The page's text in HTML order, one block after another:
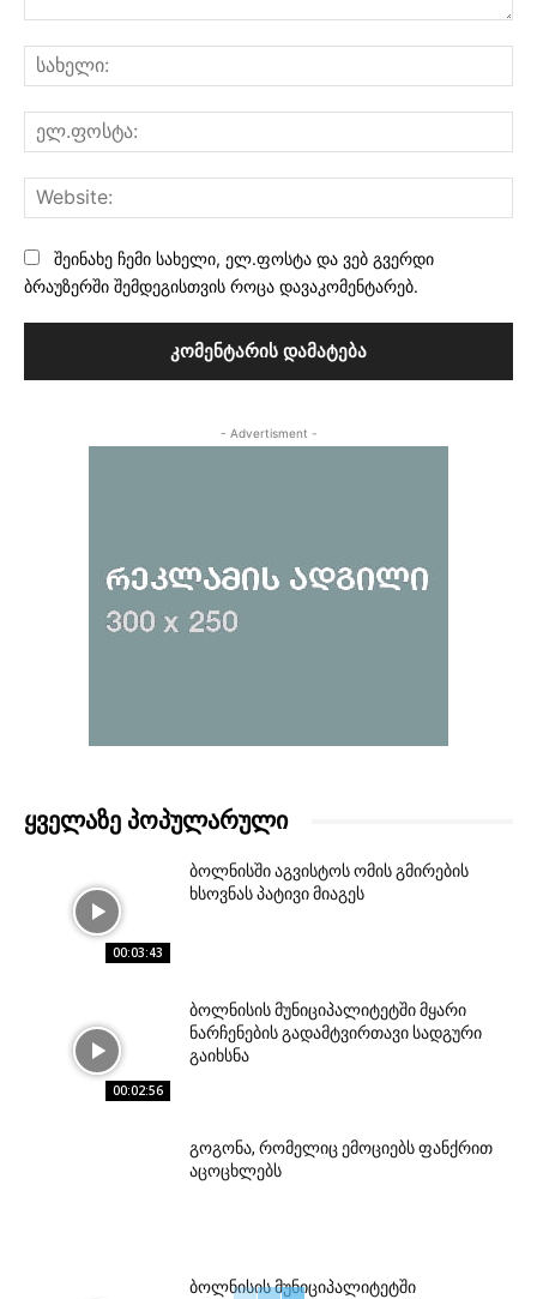
შეინახე ჩემი სახელი, ელ.ფოსტა და ვებ გვერდი
ბრაუზერში შემდეგისთვის როცა დავაკომენტარებ.
- Advertisment -
ᲧᲕᲔᲚᲐᲖᲔ ᲞᲝᲞᲣᲚᲐᲠᲣᲚᲘ
00:03:43
ბოლნისში აგვისტოს ომის გმირების
ხსოვნას პატივი მიაგეს
00:02:56
ბოლნისის მუნიციპალიტეტში მყარი
ნარჩენების გადამტვირთავი სადგური
გაიხსნა
გოგონა, რომელიც ემოციებს ფანქრით
აცოცხლებს
ბოლნისის მუნიციპალიტეტში